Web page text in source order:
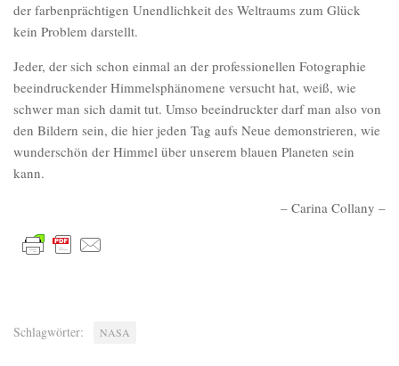
der farbenprächtigen Unendlichkeit des Weltraums zum Glück
kein Problem darstellt.
Jeder, der sich schon einmal an der professionellen Fotographie
beeindruckender Himmelsphänomene versucht hat, weiß, wie
schwer man sich damit tut. Umso beeindruckter darf man also von
den Bildern sein, die hier jeden Tag aufs Neue demonstrieren, wie
wunderschön der Himmel über unserem blauen Planeten sein
kann.
– Carina Collany –
Schlagwörter: NASA